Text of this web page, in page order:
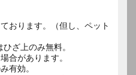
おります。（但し、ペット
ざ上のみ無料。
合があります。
有効。